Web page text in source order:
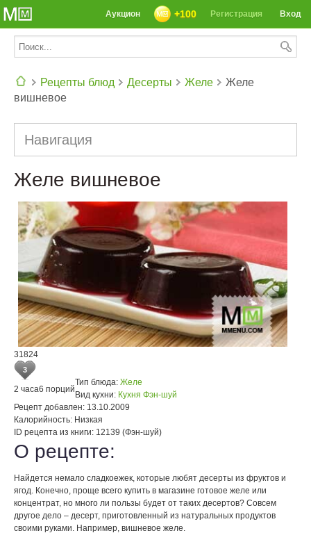
Вход
Регистрация
+100
Аукцион
Рецепты блюд Десерты Желе
Желе
вишневое
Навигация
Желе вишневое
31824
3
2 часа6 порций
Тип блюда: Желе
Вид кухни: Кухня Фэн-шуй
Рецепт добавлен: 13.10.2009
Калорийность: Низкая
ID рецепта из книги: 12139 (Фэн-шуй)
О рецепте:
Найдется немало сладкоежек, которые любят десерты из фруктов и
ягод. Конечно, проще всего купить в магазине готовое желе или
концентрат, но много ли пользы будет от таких десертов? Совсем
другое дело – десерт, приготовленный из натуральных продуктов
своими руками. Например, вишневое желе.